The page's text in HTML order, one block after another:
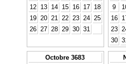
12
13 14 15 16 17
18
19
20 21 22 23 24
25
26
27 28 29 30 31
9
16
23
30
Octobre 3683